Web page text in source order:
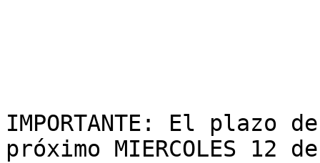
IMPORTANTE: El
próximo MIERCOLES 12